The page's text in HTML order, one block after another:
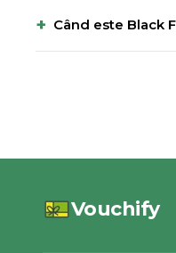
+ Când este Black
Vouchify